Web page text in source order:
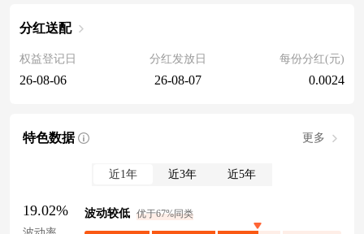
分红送配
权益登记日
26-08-06
分红发放日
26-08-07
每份分红(元)
0.0024
特色数据 更多
近1年 近3年 近5年
19.02% 波动较低 优于67%同类